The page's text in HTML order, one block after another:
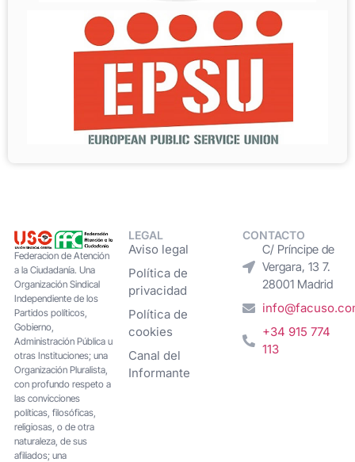
Federacion de Atención
a la Ciudadanía. Una
Organización Sindical
Independiente de los
Partidos políticos,
Gobierno,
Administración Pública u
otras Instituciones; una
Organización Pluralista,
con profundo respeto a
las convicciones
políticas, filosóficas,
religiosas, o de otra
naturaleza, de sus
afiliados; una
LEGAL
Aviso legal
Política de
privacidad
Política de
cookies
Canal del
Informante
CONTACTO
C/ Príncipe de
Vergara, 13 7.
28001 Madrid
+34 915 774
113